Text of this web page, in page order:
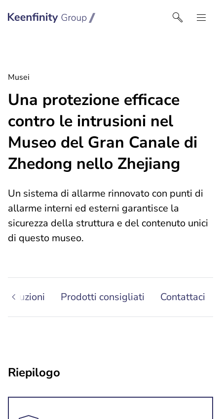
Keenfinity Group I Italy
Musei
Una protezione efficace
contro le intrusioni nel
Museo del Gran Canale di
Zhedong nello Zhejiang
Un sistema di allarme rinnovato con punti di
allarme interni ed esterni garantisce la
sicurezza della struttura e del contenuto unici
di questo museo.
Soluzioni Prodotti consigliati Contattaci
Riepilogo